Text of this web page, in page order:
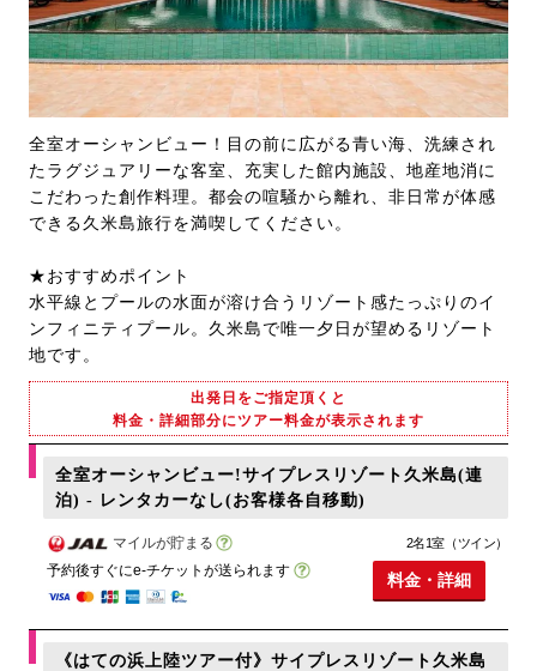
全室オーシャンビュー！目の前に広がる青い海、洗練され
たラグジュアリーな客室、充実した館内施設、地産地消に
こだわった創作料理。都会の喧騒から離れ、非日常が体感
できる久米島旅行を満喫してください。
★おすすめポイント
水平線とプールの水面が溶け合うリゾート感たっぷりのイ
ンフィニティプール。久米島で唯一夕日が望めるリゾート
地です。
出発日をご指定頂くと
料金・詳細部分にツアー料金が表示されます
全室オーシャンビュー!サイプレスリゾート久米島(連
泊) - レンタカーなし(お客様各自移動)
マイルが貯まる
予約後すぐにe-チケットが送られます
2名1室（ツイン）
料金・詳細
《はての浜上陸ツアー付》サイプレスリゾート久米島